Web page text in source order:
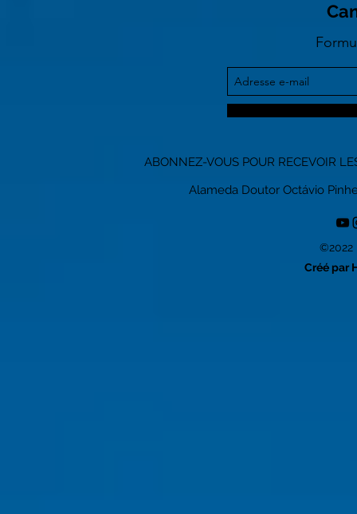
ABONNEZ-VOUS POUR RECEVOIR
Alameda Doutor Octávio
©2022
Créé par